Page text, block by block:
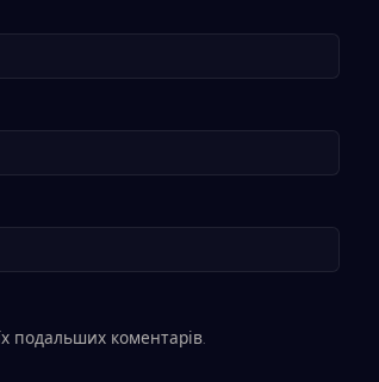
подальших коментарів.